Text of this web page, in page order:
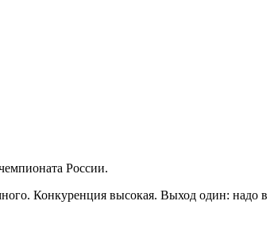
России.
Конкуренция высокая. Выход один: надо в